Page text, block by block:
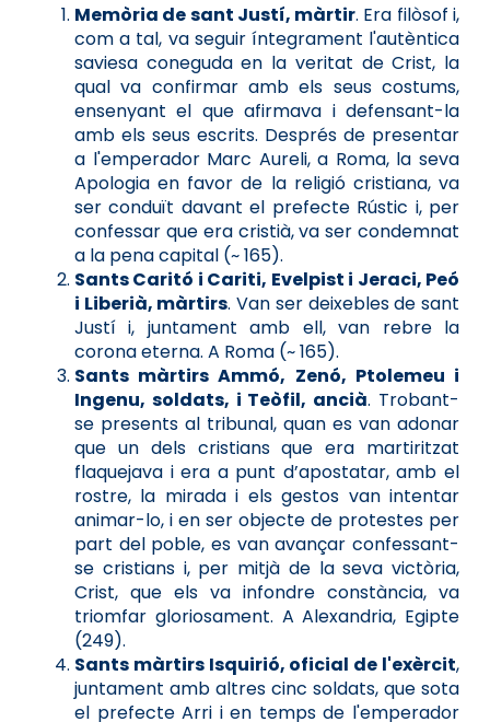
Memòria de sant Justí, màrtir. Era filòsof i,
com a tal, va seguir íntegrament l'autèntica
saviesa coneguda en la veritat de Crist, la
qual va confirmar amb els seus costums,
ensenyant el que afirmava i defensant-la
amb els seus escrits. Després de presentar
a l'emperador Marc Aureli, a Roma, la seva
Apologia en favor de la religió cristiana, va
ser conduït davant el prefecte Rústic i, per
confessar que era cristià, va ser condemnat
a la pena capital (~ 165).
Sants Caritó i Cariti, Evelpist i Jeraci, Peó
i Liberià, màrtirs. Van ser deixebles de sant
Justí i, juntament amb ell, van rebre la
corona eterna. A Roma (~ 165).
Sants màrtirs Ammó, Zenó, Ptolemeu i
Ingenu, soldats, i Teòfil, ancià. Trobant-
se presents al tribunal, quan es van adonar
que un dels cristians que era martiritzat
flaquejava i era a punt d’apostatar, amb el
rostre, la mirada i els gestos van intentar
animar-lo, i en ser objecte de protestes per
part del poble, es van avançar confessant-
se cristians i, per mitjà de la seva victòria,
Crist, que els va infondre constància, va
triomfar gloriosament. A Alexandria, Egipte
(249).
Sants màrtirs Isquirió, oficial de l'exèrcit,
juntament amb altres cinc soldats, que sota
el prefecte Arri i en temps de l'emperador